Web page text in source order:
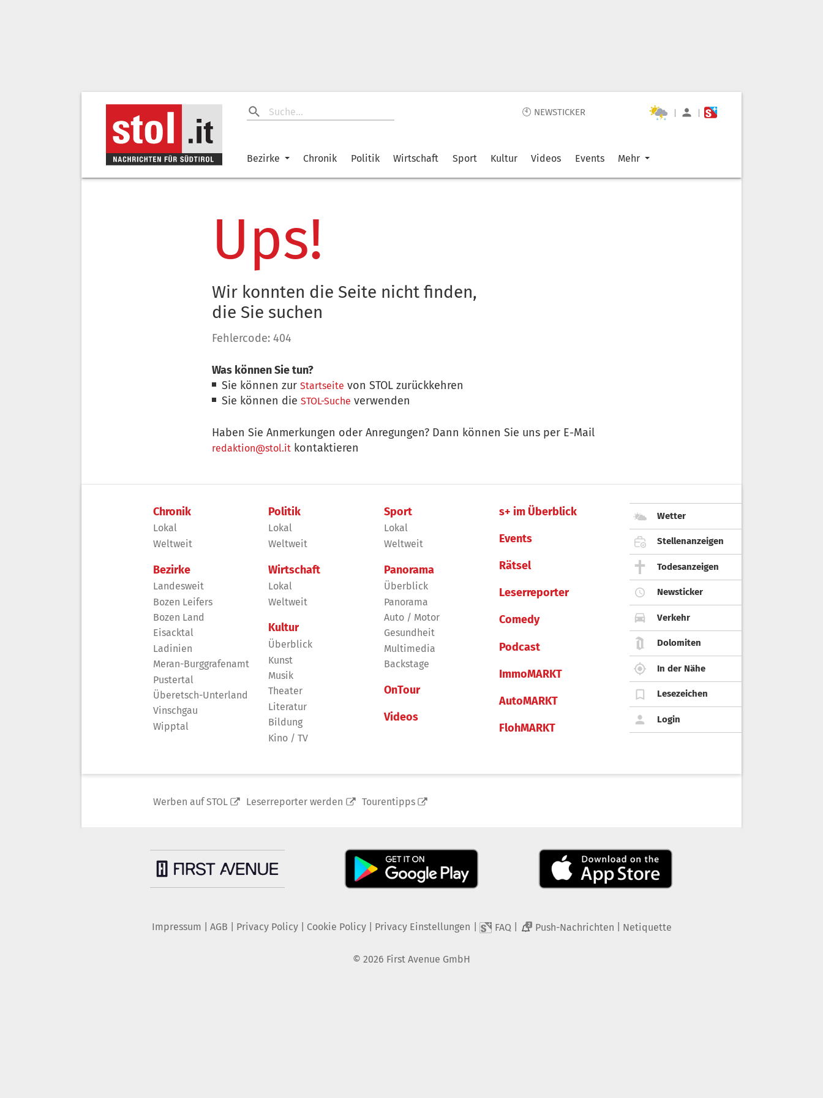
🕙 NEWSTICKER | |
Bezirke Chronik Politik Wirtschaft Sport Kultur Videos Events Mehr
Ups!
Wir konnten die Seite nicht finden,
die Sie suchen
Fehlercode: 404
Was können Sie tun?
Sie können zurStartseite von STOL zurückkehren
Sie können dieSTOL-Suche verwenden
Haben Sie Anmerkungen oder Anregungen? Dann können Sie uns per E-Mail
redaktion@stol.it kontaktieren
Chronik
Lokal
Weltweit
Bezirke
Landesweit
Bozen Leifers
Bozen Land
Eisacktal
Ladinien
Meran-Burggrafenamt
Pustertal
Überetsch-Unterland
Vinschgau
Wipptal
Politik
Lokal
Weltweit
Wirtschaft
Lokal
Weltweit
Kultur
Überblick
Kunst
Musik
Theater
Literatur
Bildung
Kino / TV
Sport
Lokal
Weltweit
Panorama
Überblick
Panorama
Auto / Motor
Gesundheit
Multimedia
Backstage
OnTour
Videos
s+ im Überblick
Events
Rätsel
Leserreporter
Comedy
Podcast
ImmoMARKT
AutoMARKT
FlohMARKT
Wetter
Stellenanzeigen
Todesanzeigen
Newsticker
Verkehr
Dolomiten
In der Nähe
Lesezeichen
Login
Werben auf STOL Leserreporter werden Tourentipps
Impressum AGB Privacy Policy| Cookie Policy| Privacy Einstellungen FAQ 2 Push-Nachrichten Netiquette
© 2026 First Avenue GmbH